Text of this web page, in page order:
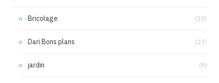
Bricolage (15)
Dari Bons plans (23)
jardin (9)